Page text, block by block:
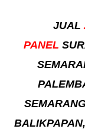
JUAL
PANEL